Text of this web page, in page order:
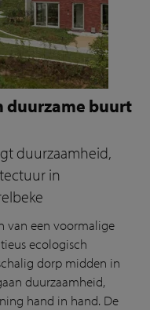
duurzame buurt
duurzaamheid,
in
van een voormalige
ecologisch
dorp midden in
duurzaamheid,
hand in hand. De